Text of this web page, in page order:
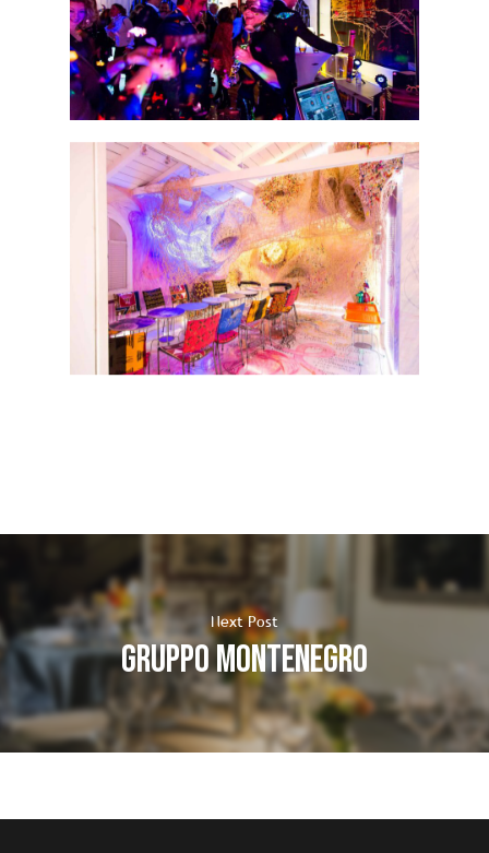
Next Post
Gruppo Montenegro